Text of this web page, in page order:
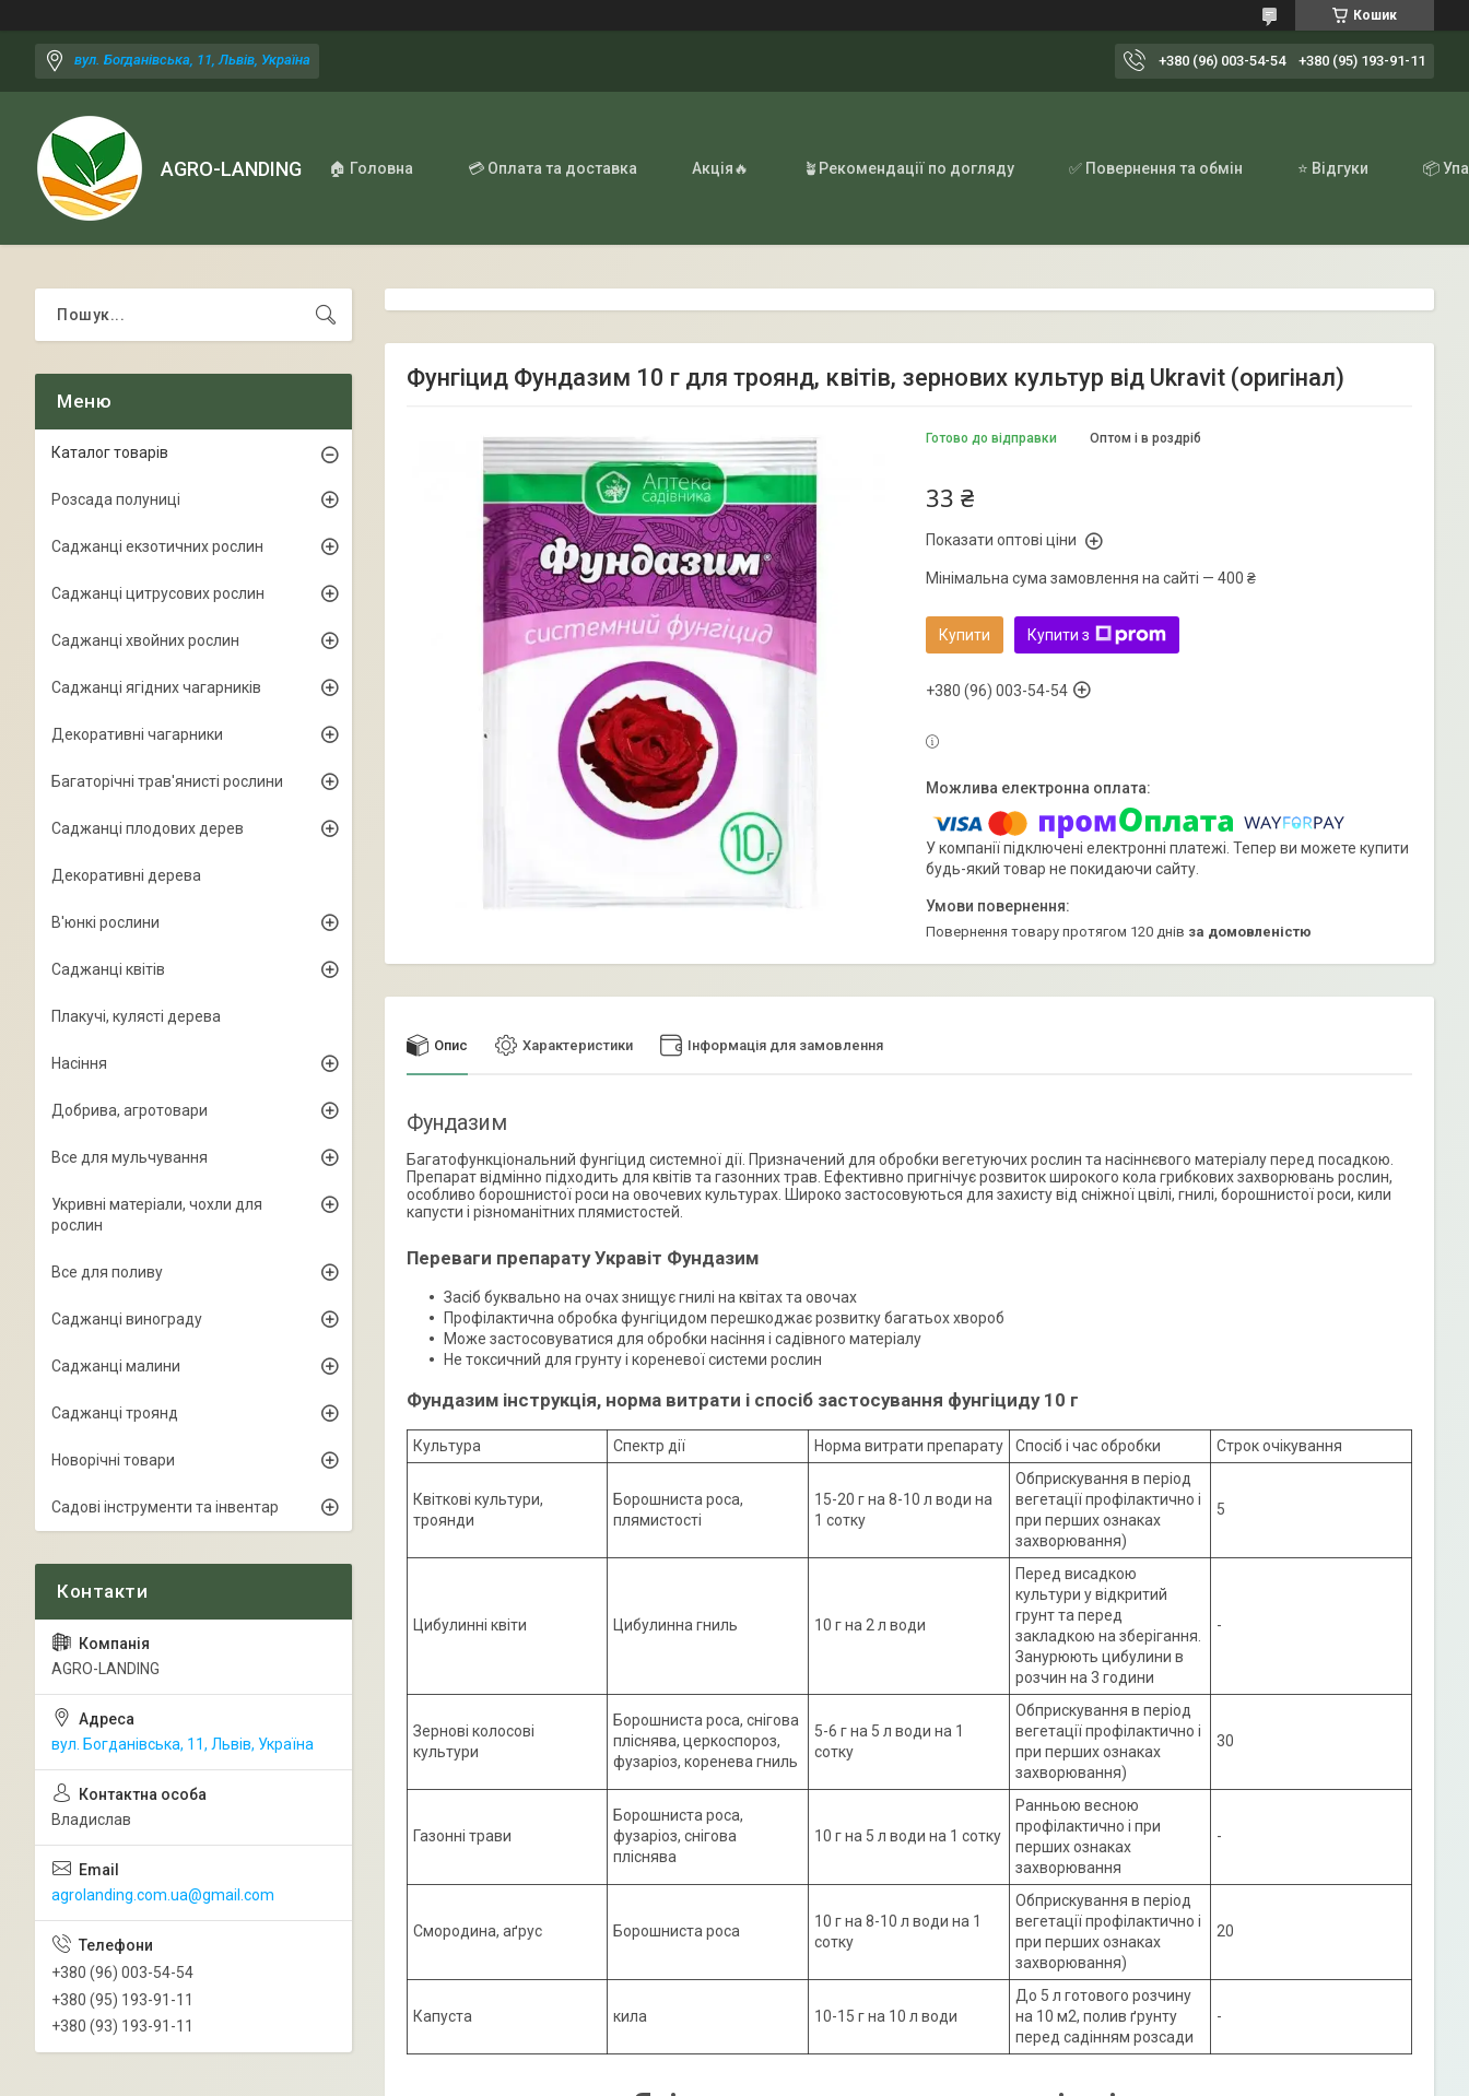
Кошик
вул. Богданівська, 11, Львів, Україна +380 (96) 003-54-54 +380 (95) 193-91-11
AGRO-LANDING 🏠 Головна 💳 Оплата та доставка Акція🔥 🪴Рекомендації по догляду ✅ Повернення та обмін ⭐ Відгуки 📦
Фунгіцид Фундазим 10 г для троянд, квітів, зернових культур від Ukravit (оригінал)
Готово до відправки Оптом і в роздріб
33 ₴
Показати оптові ціни
Мінімальна сума замовлення на сайті — 400 ₴
Купити Купити з
+380 (96) 003-54-54
У компанії підключені електронні платежі. Тепер ви можете купити
будь-який товар не покидаючи сайту.
повернення товару протягом 120 днів за домовленістю
Опис Характеристики Інформація для замовлення
Фундазим
Багатофункціональний фунгіцид системної дії. Призначений для обробки вегетуючих рослин та насіннєвого матеріалу перед посадкою.
Препарат відмінно підходить для квітів та газонних трав. Ефективно пригнічує розвиток широкого кола грибкових захворювань рослин,
особливо борошнистої роси на овочевих культурах. Широко застосовуються для захисту від сніжної цвілі, гнилі, борошнистої роси, кили
капусти і різноманітних плямистостей.
Переваги препарату Укравіт Фундазим
Засіб буквально на очах знищує гнилі на квітах та овочах
Профілактична обробка фунгіцидом перешкоджає розвитку багатьох хвороб
Може застосовуватися для обробки насіння і садівного матеріалу
Не токсичний для грунту і кореневої системи рослин
Фундазим інструкція, норма витрати і спосіб застосування фунгіциду 10 г
Культура Спектр дії Норма витрати препарату Спосіб і час обробки Строк очікування
Квіткові культури,
троянди
Борошниста роса,
плямистості
15-20 г на 8-10 л води на
1 сотку
Обприскування в період
вегетації профілактично і
при перших ознаках
захворювання)
5
Цибулинні квіти Цибулинна гниль 10 г на 2 л води
Перед висадкою
культури у відкритий
грунт та перед
закладкою на зберігання.
Занурюють цибулини в
розчин на 3 години
-
Зернові колосові
культури
Борошниста роса, снігова
пліснява, церкоспороз,
фузаріоз, коренева гниль
5-6 г на 5 л води на 1
сотку
Обприскування в період
вегетації профілактично і
при перших ознаках
захворювання)
30
Газонні трави
Борошниста роса,
фузаріоз, снігова
пліснява
10 г на 5 л води на 1 сотку
Ранньою весною
профілактично і при
перших ознаках
захворювання
-
Смородина, аґрус Борошниста роса
10 г на 8-10 л води на 1
сотку
Обприскування в період
вегетації профілактично і
при перших ознаках
захворювання)
20
Капуста кила 10-15 г на 10 л води
До 5 л готового розчину
на 10 м2, полив ґрунту
перед садінням розсади
-
Каталог товарів
Розсада полуниці
Саджанці екзотичних рослин
Саджанці цитрусових рослин
Саджанці хвойних рослин
Саджанці ягідних чагарників
Декоративні чагарники
Багаторічні трав'янисті рослини
Саджанці плодових дерев
Декоративні дерева
В'юнкі рослини
Саджанці квітів
Плакучі, кулясті дерева
Насіння
Добрива, агротовари
Все для мульчування
Укривні матеріали, чохли для
рослин
Все для поливу
Саджанці винограду
Саджанці малини
Саджанці троянд
Новорічні товари
Садові інструменти та інвентар
AGRO-LANDING
вул. Богданівська, 11, Львів, Україна
Владислав
agrolanding.com.ua@gmail.com
+380 (96) 003-54-54
+380 (95) 193-91-11
+380 (93) 193-91-11